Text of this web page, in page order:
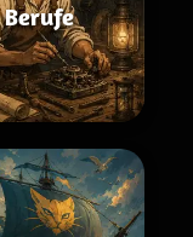
Berufe